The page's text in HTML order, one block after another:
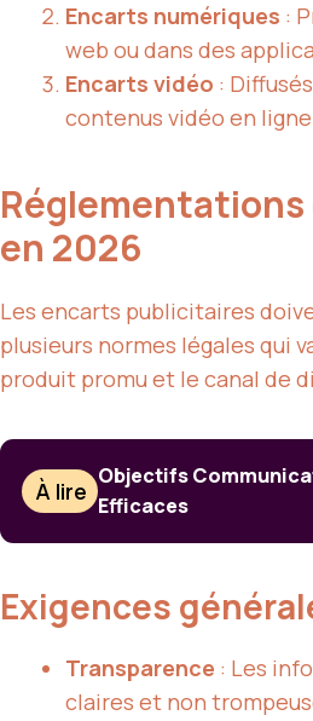
Encarts numériques :
web ou dans des
Encarts vidéo :
contenus vidéo en
en 2026
Les encarts publicitaires
plusieurs normes légales qui
produit promu et le canal de
À lire
Objectifs
Efficaces
Exigences
Transparence : Les
claires et non